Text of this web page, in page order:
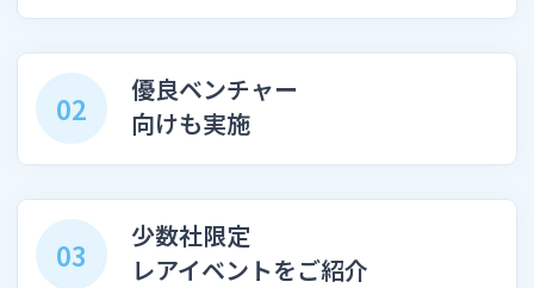
02
優良ベンチャー
向けも実施
03
少数社限定
レアイベントをご紹介